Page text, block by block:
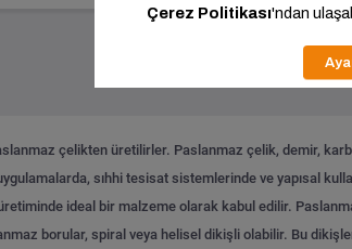
çelikten üretilirler. Paslanmaz çelik, demir,
sıhhi tesisat sistemlerinde ve yapısal
ideal bir malzeme olarak kabul edilir.
borular, spiral veya helisel dikişli olabilir. Bu